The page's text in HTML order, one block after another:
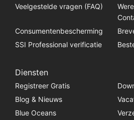
Veelgestelde vragen (FAQ)
Consumentenbescherming
SSI Professional verificatie
Diensten
Registreer Gratis
Blog & Nieuws
Blue Oceans